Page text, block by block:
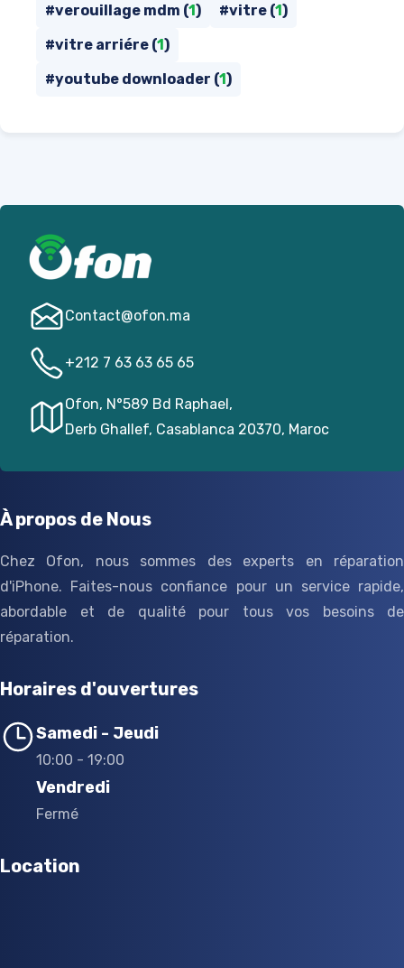
#verouillage mdm (1) #vitre (1)
#vitre arriére (1)
#youtube downloader (1)
Contact@­ofon.ma
+212 7 63 63 65 65
Ofon, N°589 Bd Raphael,
Derb Ghallef, Casablanca 20370, Maroc
À propos de Nous
Chez Ofon, nous sommes des experts en réparation
d'iPhone. Faites-nous confiance pour un service rapide,
abordable et de qualité pour tous vos besoins de
réparation.
Horaires d'ouvertures
Samedi - Jeudi
10:00 - 19:00
Vendredi
Fermé
Location